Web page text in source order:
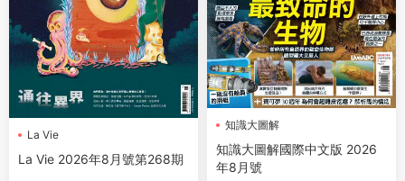
La Vie
La Vie 2026年8月號第268期
知識大圖解
知識大圖解國際中文版 2026
年8月號